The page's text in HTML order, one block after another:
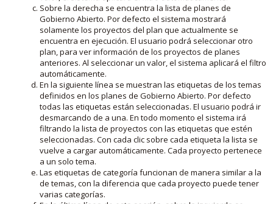
Sobre la derecha se encuentra la lista de planes de
Gobierno Abierto. Por defecto el sistema mostrará
solamente los proyectos del plan que actualmente se
encuentra en ejecución. El usuario podrá seleccionar otro
plan, para ver información de los proyectos de planes
anteriores. Al seleccionar un valor, el sistema aplicará el filtro
automáticamente.
En la siguiente línea se muestran las etiquetas de los temas
definidos en los planes de Gobierno Abierto. Por defecto
todas las etiquetas están seleccionadas. El usuario podrá ir
desmarcando de a una. En todo momento el sistema irá
filtrando la lista de proyectos con las etiquetas que estén
seleccionadas. Con cada clic sobre cada etiqueta la lista se
vuelve a cargar automáticamente. Cada proyecto pertenece
a un solo tema.
Las etiquetas de categoría funcionan de manera similar a la
de temas, con la diferencia que cada proyecto puede tener
varias categorías.